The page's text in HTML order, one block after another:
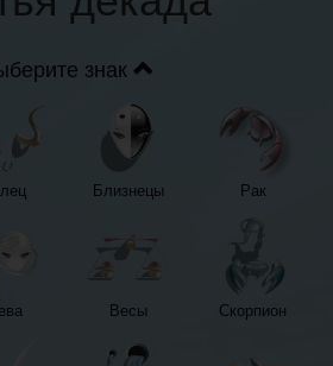
знак
Близнецы Рак
Весы Скорпион